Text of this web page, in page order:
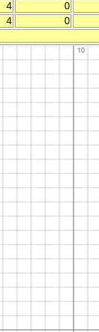
4
0
4
0